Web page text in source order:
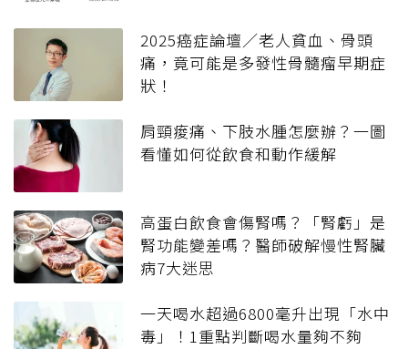
2025癌症論壇／老人貧血、骨頭
痛，竟可能是多發性骨髓瘤早期症
狀！
肩頸痠痛、下肢水腫怎麼辦？一圖
看懂如何從飲食和動作緩解
高蛋白飲食會傷腎嗎？「腎虧」是
腎功能變差嗎？醫師破解慢性腎臟
病7大迷思
一天喝水超過6800毫升出現「水中
毒」！1重點判斷喝水量夠不夠